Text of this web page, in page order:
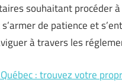
souhaitant procéder
de patience et
à travers les
: trouvez votre